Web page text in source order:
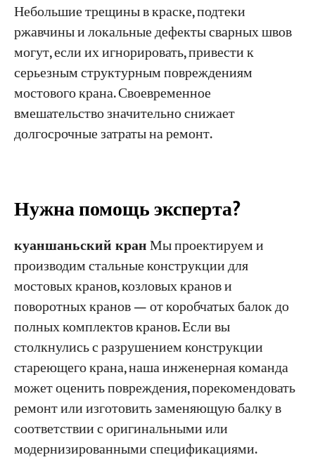
Небольшие трещины в краске, подтеки
ржавчины и локальные дефекты сварных швов
могут, если их игнорировать, привести к
серьезным структурным повреждениям
мостового крана. Своевременное
вмешательство значительно снижает
долгосрочные затраты на ремонт.
Нужна помощь эксперта?
куаншаньский кранМы проектируем и
производим стальные конструкции для
мостовых кранов, козловых кранов и
поворотных кранов — от коробчатых балок до
полных комплектов кранов. Если вы
столкнулись с разрушением конструкции
стареющего крана, наша инженерная команда
может оценить повреждения, порекомендовать
ремонт или изготовить заменяющую балку в
соответствии с оригинальными или
модернизированными спецификациями.